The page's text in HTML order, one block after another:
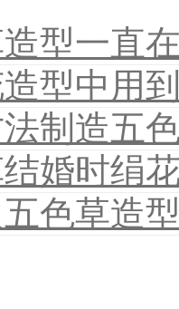
型一直
型中用
制造五
婚时绢
色草造